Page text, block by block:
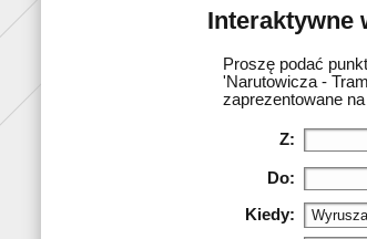
Interaktywne
Proszę podać
'Narutowicza -
zaprezentowane
Z:
Do:
Kiedy: